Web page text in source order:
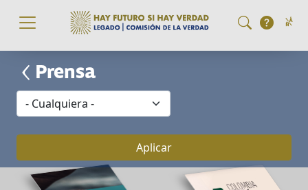
Pasar al contenido principal
Prensa